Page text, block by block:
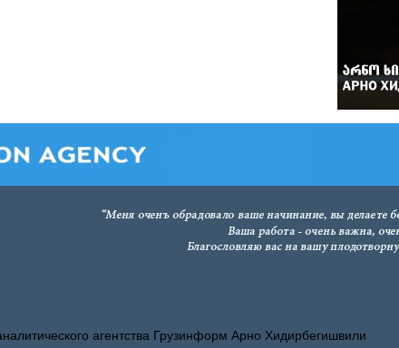
агентства Грузинформ Арно Хидирбегишвили